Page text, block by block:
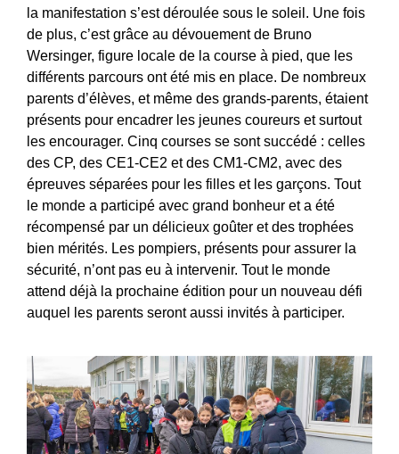
la manifestation s’est déroulée sous le soleil. Une fois
de plus, c’est grâce au dévouement de Bruno
Wersinger, figure locale de la course à pied, que les
différents parcours ont été mis en place. De nombreux
parents d’élèves, et même des grands-parents, étaient
présents pour encadrer les jeunes coureurs et surtout
les encourager. Cinq courses se sont succédé : celles
des CP, des CE1-CE2 et des CM1-CM2, avec des
épreuves séparées pour les filles et les garçons. Tout
le monde a participé avec grand bonheur et a été
récompensé par un délicieux goûter et des trophées
bien mérités. Les pompiers, présents pour assurer la
sécurité, n’ont pas eu à intervenir. Tout le monde
attend déjà la prochaine édition pour un nouveau défi
auquel les parents seront aussi invités à participer.